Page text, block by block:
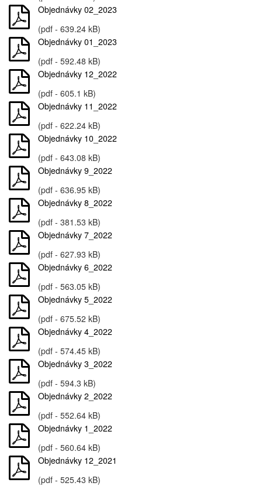
Objednávky 02_2023
(pdf - 639.24 kB)
Objednávky 01_2023
(pdf - 592.48 kB)
Objednávky 12_2022
(pdf - 605.1 kB)
Objednávky 11_2022
(pdf - 622.24 kB)
Objednávky 10_2022
(pdf - 643.08 kB)
Objednávky 9_2022
(pdf - 636.95 kB)
Objednávky 8_2022
(pdf - 381.53 kB)
Objednávky 7_2022
(pdf - 627.93 kB)
Objednávky 6_2022
(pdf - 563.05 kB)
Objednávky 5_2022
(pdf - 675.52 kB)
Objednávky 4_2022
(pdf - 574.45 kB)
Objednávky 3_2022
(pdf - 594.3 kB)
Objednávky 2_2022
(pdf - 552.64 kB)
Objednávky 1_2022
(pdf - 560.64 kB)
Objednávky 12_2021
(pdf - 525.43 kB)